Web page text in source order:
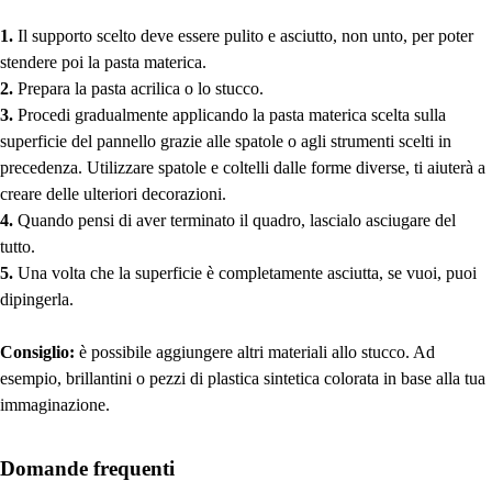
1. Il supporto scelto deve essere pulito e asciutto, non unto, per poter
stendere poi la pasta materica.
2. Prepara la pasta acrilica o lo stucco.
3. Procedi gradualmente applicando la pasta materica scelta sulla
superficie del pannello grazie alle spatole o agli strumenti scelti in
precedenza. Utilizzare spatole e coltelli dalle forme diverse, ti aiuterà a
creare delle ulteriori decorazioni.
4. Quando pensi di aver terminato il quadro, lascialo asciugare del
tutto.
5. Una volta che la superficie è completamente asciutta, se vuoi, puoi
dipingerla.
Consiglio: è possibile aggiungere altri materiali allo stucco. Ad
esempio, brillantini o pezzi di plastica sintetica colorata in base alla tua
immaginazione.
Domande frequenti